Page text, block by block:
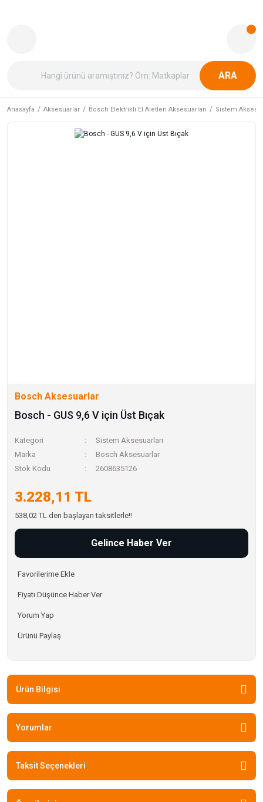
ARA
Anasayfa Aksesuarlar Bosch Elektrikli El Aletleri Aksesuarları Sistem
Bosch Aksesuarlar
Bosch - GUS 9,6 V için Üst Bıçak
Kategori
Sistem Aksesuarları
Marka
Bosch Aksesuarlar
Stok Kodu
2608635126
3.228,11 TL
538,02 TL den başlayan taksitlerle!!
Gelince Haber Ver
Fiyatı Düşünce Haber Ver
Yorum Yap
Ürünü Paylaş
Ürün Bilgisi
Yorumlar
Taksit Seçenekleri